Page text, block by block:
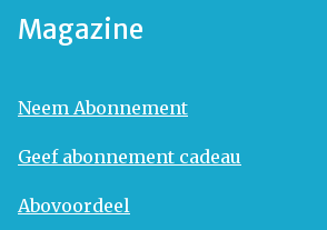
Magazine
Neem Abonnement
Geef abonnement cadeau
Abovoordeel